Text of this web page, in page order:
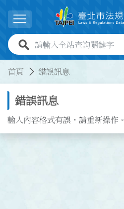
展開選單
全站查詢關鍵字欄位
首頁 錯誤訊息
錯誤訊息
輸入內容格式有誤，請重新操作。